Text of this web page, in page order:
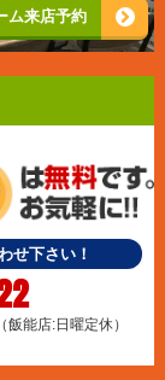
ム来店予約
せ下さい！
能店:日曜定休）